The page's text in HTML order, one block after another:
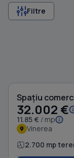
Filtre
Spațiu
32.002 €
11.85 € / mp
Vinerea
2.700 mp